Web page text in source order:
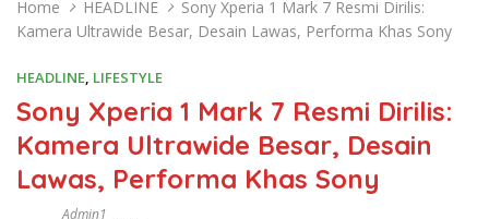
Home HEADLINE
Sony Xperia 1 Mark 7 Resmi Dirilis:
Kamera Ultrawide Besar, Desain Lawas, Performa Khas Sony
HEADLINE, LIFESTYLE
Sony Xperia 1 Mark 7 Resmi Dirilis:
Kamera Ultrawide Besar, Desain
Lawas, Performa Khas Sony
Admin1